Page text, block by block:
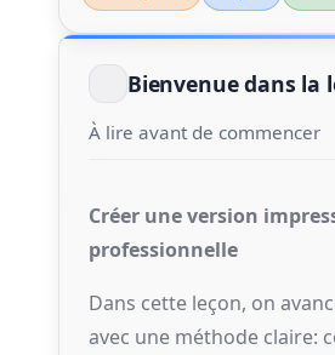
Bienvenue dans la
À lire avant de commencer
Créer une version
professionnelle
Dans cette leçon, on
avec une méthode claire: